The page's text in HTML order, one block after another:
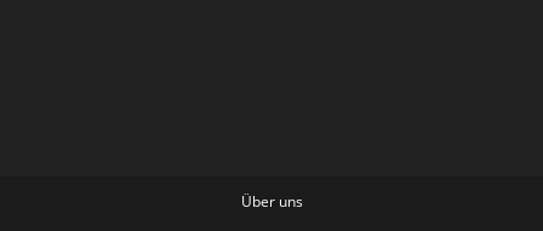
Über uns